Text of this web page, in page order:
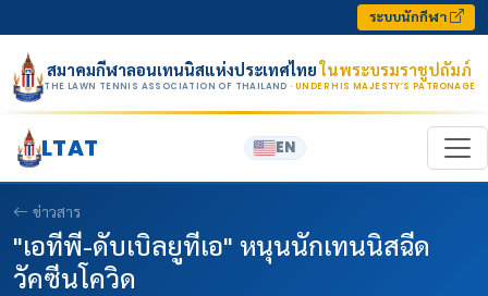
ระบบนักกีฬา
สมาคมกีฬาลอนเทนนิสแห่งประเทศไทยในพระบรมราชูปถัมภ์
THE LAWN TENNIS ASSOCIATION OF THAILAND · UNDER HIS MAJESTY’S PATRONAGE
LTAT EN
ข่าวสาร
"เอทีพี-ดับเบิลยูทีเอ" หนุนนักเทนนิสฉีด
วัคซีนโควิด